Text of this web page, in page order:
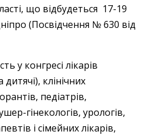
що відбудеться 17-19
(Посвідчення № 630 від
у конгресі лікарів
клінічних
педіатрів,
гінекологів, урологів,
і сімейних лікарів,